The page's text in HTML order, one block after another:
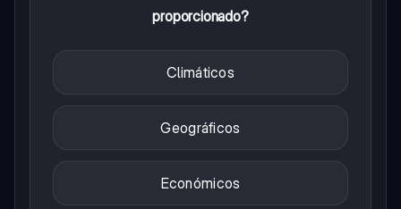
proporcionado?
Climáticos
Geográficos
Económicos